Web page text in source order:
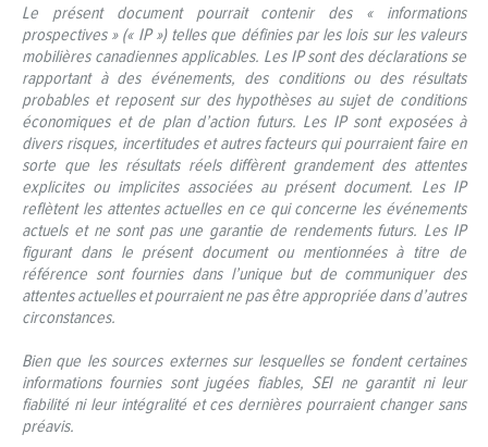
Le présent document pourrait contenir des « informations
prospectives » (« IP ») telles que définies par les lois sur les valeurs
mobilières canadiennes applicables. Les IP sont des déclarations se
rapportant à des événements, des conditions ou des résultats
probables et reposent sur des hypothèses au sujet de conditions
économiques et de plan d’action futurs. Les IP sont exposées à
divers risques, incertitudes et autres facteurs qui pourraient faire en
sorte que les résultats réels diffèrent grandement des attentes
explicites ou implicites associées au présent document. Les IP
reflètent les attentes actuelles en ce qui concerne les événements
actuels et ne sont pas une garantie de rendements futurs. Les IP
figurant dans le présent document ou mentionnées à titre de
référence sont fournies dans l’unique but de communiquer des
attentes actuelles et pourraient ne pas être appropriée dans d’autres
circonstances.
Bien que les sources externes sur lesquelles se fondent certaines
informations fournies sont jugées fiables, SEI ne garantit ni leur
fiabilité ni leur intégralité et ces dernières pourraient changer sans
préavis.